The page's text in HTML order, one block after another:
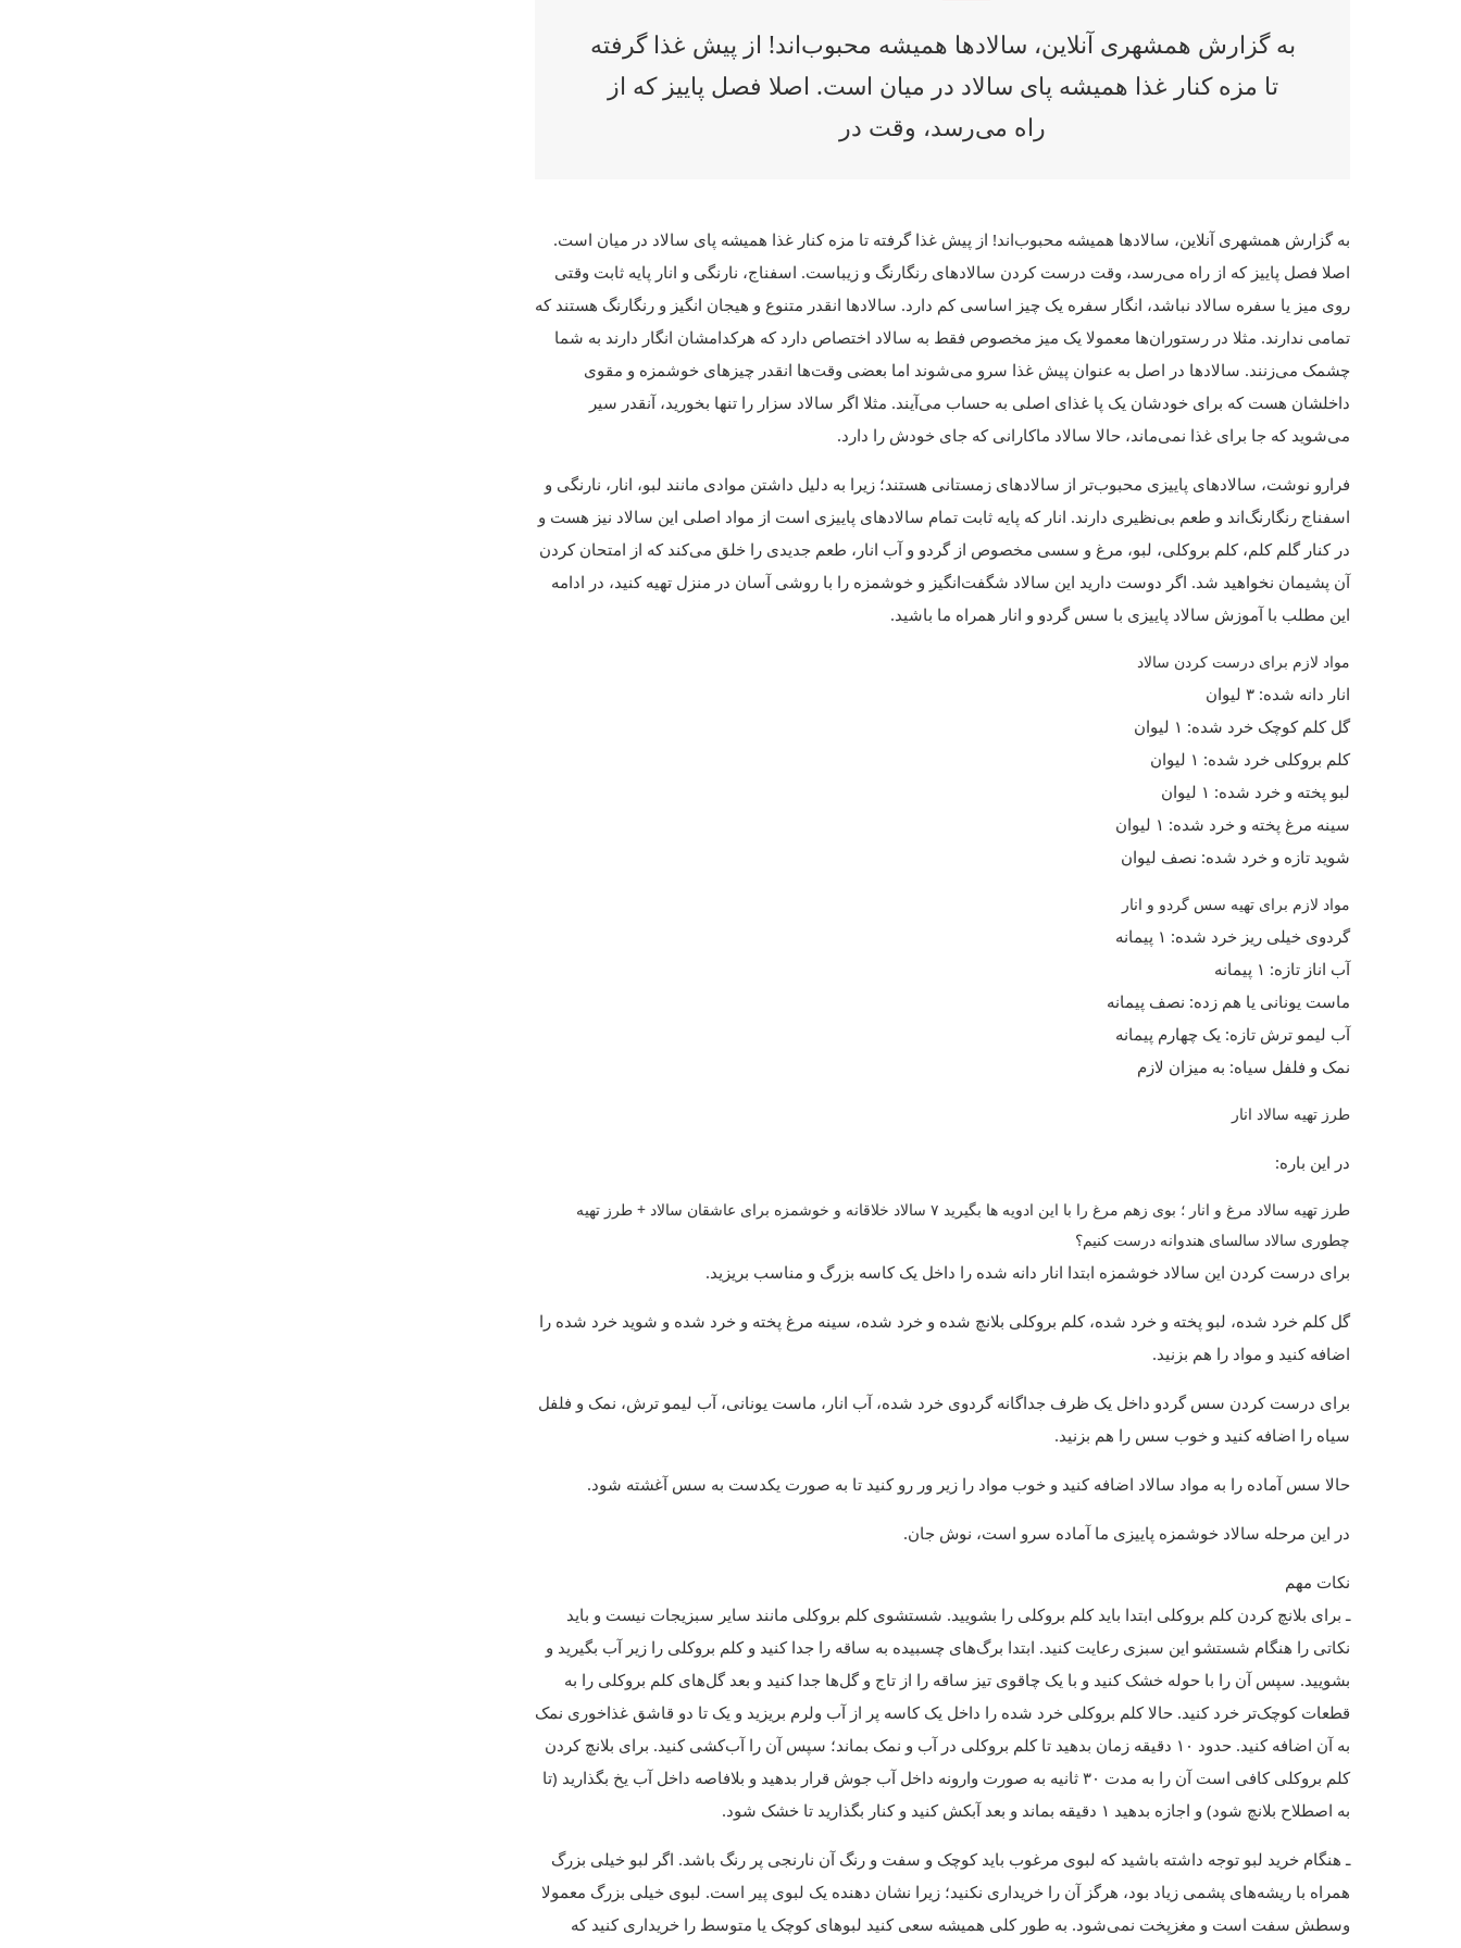
به گزارش همشهری آنلاین، سالادها همیشه محبوب‌اند! از پیش غذا گرفته
تا مزه کنار غذا همیشه پای سالاد در میان است. اصلا فصل پاییز که از
راه می‌رسد، وقت در
به گزارش همشهری آنلاین، سالادها همیشه محبوب‌اند! از پیش غذا گرفته تا مزه کنار غذا همیشه پای سالاد در میان است.
اصلا فصل پاییز که از راه می‌رسد، وقت درست کردن سالادهای رنگارنگ و زیباست. اسفناج، نارنگی و انار پایه ثابت وقتی
روی میز یا سفره سالاد نباشد، انگار سفره یک چیز اساسی کم دارد. سالادها انقدر متنوع و هیجان انگیز و رنگارنگ هستند که
تمامی ندارند. مثلا در رستوران‌ها معمولا یک میز مخصوص فقط به سالاد اختصاص دارد که هرکدامشان انگار دارند به شما
چشمک می‌زنند. سالادها در اصل به عنوان پیش غذا سرو می‌شوند اما بعضی وقت‌ها انقدر چیزهای خوشمزه و مقوی
داخلشان هست که برای خودشان یک پا غذای اصلی به حساب می‌آیند. مثلا اگر سالاد سزار را تنها بخورید، آنقدر سیر
می‌شوید که جا برای غذا نمی‌ماند، حالا سالاد ماکارانی که جای خودش را دارد.
فرارو نوشت، سالادهای پاییزی محبوب‌تر از سالادهای زمستانی هستند؛ زیرا به دلیل داشتن موادی مانند لبو، انار، نارنگی و
اسفناج رنگارنگ‌اند و طعم بی‌نظیری دارند. انار که پایه ثابت تمام سالادهای پاییزی است از مواد اصلی این سالاد نیز هست و
در کنار گلم کلم، کلم بروکلی، لبو، مرغ و سسی مخصوص از گردو و آب انار، طعم جدیدی را خلق می‌کند که از امتحان کردن
آن پشیمان نخواهید شد. اگر دوست دارید این سالاد شگفت‌انگیز و خوشمزه را با روشی آسان در منزل تهیه کنید، در ادامه
این مطلب با آموزش سالاد پاییزی با سس گردو و انار همراه ما باشید.
مواد لازم برای درست کردن سالاد
انار دانه شده: ۳ لیوان
گل کلم کوچک خرد شده: ۱ لیوان
کلم بروکلی خرد شده: ۱ لیوان
لبو پخته و خرد شده: ۱ لیوان
سینه مرغ پخته و خرد شده: ۱ لیوان
شوید تازه و خرد شده: نصف لیوان
مواد لازم برای تهیه سس گردو و انار
گردوی خیلی ریز خرد شده: ۱ پیمانه
آب اناز تازه: ۱ پیمانه
ماست یونانی یا هم زده: نصف پیمانه
آب لیمو ترش تازه: یک چهارم پیمانه
نمک و فلفل سیاه: به میزان لازم
طرز تهیه سالاد انار
در این باره:
طرز تهیه سالاد مرغ و انار ؛ بوی زهم مرغ را با این ادویه ها بگیرید ۷ سالاد خلاقانه و خوشمزه برای عاشقان سالاد + طرز تهیه
چطوری سالاد سالسای هندوانه درست کنیم؟
برای درست کردن این سالاد خوشمزه ابتدا انار دانه شده را داخل یک کاسه بزرگ و مناسب بریزید.
گل کلم خرد شده، لبو پخته و خرد شده، کلم بروکلی بلانچ شده و خرد شده، سینه مرغ پخته و خرد شده و شوید خرد شده را
اضافه کنید و مواد را هم بزنید.
برای درست کردن سس گردو داخل یک ظرف جداگانه گردوی خرد شده، آب انار، ماست یونانی، آب لیمو ترش، نمک و فلفل
سیاه را اضافه کنید و خوب سس را هم بزنید.
حالا سس آماده را به مواد سالاد اضافه کنید و خوب مواد را زیر ور رو کنید تا به صورت یکدست به سس آغشته شود.
در این مرحله سالاد خوشمزه پاییزی ما آماده سرو است، نوش جان.
نکات مهم
ـ برای بلانچ کردن کلم بروکلی ابتدا باید کلم بروکلی را بشویید. شستشوی کلم بروکلی مانند سایر سبزیجات نیست و باید
نکاتی را هنگام شستشو این سبزی رعایت کنید. ابتدا برگ‌های چسبیده به ساقه را جدا کنید و کلم بروکلی را زیر آب بگیرید و
بشویید. سپس آن را با حوله خشک کنید و با یک چاقوی تیز ساقه را از تاج و گل‌ها جدا کنید و بعد گل‌های کلم بروکلی را به
قطعات کوچک‌تر خرد کنید. حالا کلم بروکلی خرد شده را داخل یک کاسه پر از آب ولرم بریزید و یک تا دو قاشق غذاخوری نمک
به آن اضافه کنید. حدود ۱۰ دقیقه زمان بدهید تا کلم بروکلی در آب و نمک بماند؛ سپس آن را آب‌کشی کنید. برای بلانچ کردن
کلم بروکلی کافی است آن را به مدت ۳۰ ثانیه به صورت وارونه داخل آب جوش قرار بدهید و بلافاصه داخل آب یخ بگذارید (تا
به اصطلاح بلانچ شود) و اجازه بدهید ۱ دقیقه بماند و بعد آبکش کنید و کنار بگذارید تا خشک شود.
ـ هنگام خرید لبو توجه داشته باشید که لبوی مرغوب باید کوچک و سفت و رنگ آن نارنجی پر رنگ باشد. اگر لبو خیلی بزرگ
همراه با ریشه‌های پشمی زیاد بود، هرگز آن را خریداری نکنید؛ زیرا نشان دهنده یک لبوی پیر است. لبوی خیلی بزرگ معمولا
وسطش سفت است و مغزپخت نمی‌شود. به طور کلی همیشه سعی کنید لبوهای کوچک یا متوسط را خریداری کنید که